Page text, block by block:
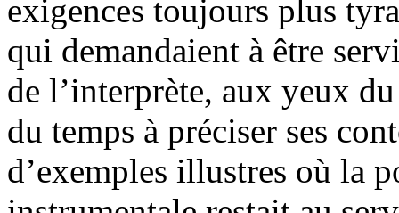
exigences toujours plus
qui demandaient à être
de l’interprète, aux yeux
du temps à préciser ses
d’exemples illustres où la